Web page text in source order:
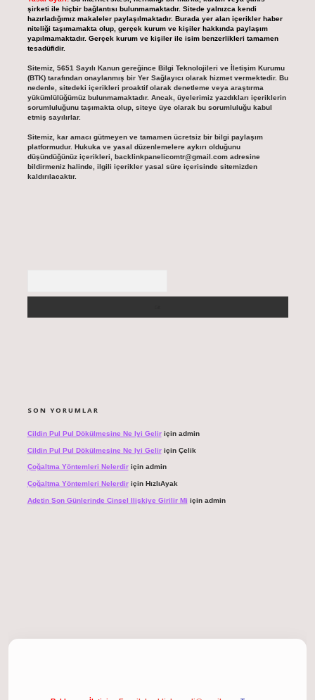
şirketi ile hiçbir bağlantısı bulunmamaktadır. Sitede yalnızca kendi
hazırladığımız makaleler paylaşılmaktadır. Burada yer alan içerikler haber
niteliği taşımamakta olup, gerçek kurum ve kişiler hakkında paylaşım
yapılmamaktadır. Gerçek kurum ve kişiler ile isim benzerlikleri tamamen
tesadüfidir.
Sitemiz, 5651 Sayılı Kanun gereğince Bilgi Teknolojileri ve İletişim Kurumu
(BTK) tarafından onaylanmış bir Yer Sağlayıcı olarak hizmet vermektedir. Bu
nedenle, sitedeki içerikleri proaktif olarak denetleme veya araştırma
yükümlülüğümüz bulunmamaktadır. Ancak, üyelerimiz yazdıkları içeriklerin
sorumluluğunu taşımakta olup, siteye üye olarak bu sorumluluğu kabul
etmiş sayılırlar.
Sitemiz, kar amacı gütmeyen ve tamamen ücretsiz bir bilgi paylaşım
platformudur. Hukuka ve yasal düzenlemelere aykırı olduğunu
düşündüğünüz içerikleri, backlinkpanelicomtr@gmail.comadresine
bildirmeniz halinde, ilgili içerikler yasal süre içerisinde sitemizden
kaldırılacaktır.
SON YORUMLAR
Cildin Pul Pul Dökülmesine Ne Iyi Geliriçin admin
Cildin Pul Pul Dökülmesine Ne Iyi Geliriçin Çelik
Çoğaltma Yöntemleri Nelerdiriçin admin
Çoğaltma Yöntemleri Nelerdiriçin HızlıAyak
Adetin Son Günlerinde Cinsel Ilişkiye Girilir Mi için admin